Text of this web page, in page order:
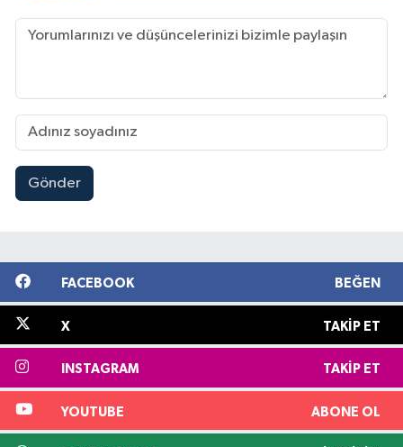
Gönder
FACEBOOK BEĞEN
X TAKIP ET
INSTAGRAM TAKIP ET
YOUTUBE ABONE OL